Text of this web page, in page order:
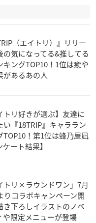
（エイトリ）』リリー
の気になってる&推してる
キングTOP10！1位は癒や
があるあの人
トリ好きが選ぶ】友達に
い『18TRIP』キャララン
TOP10！第1位は蜂乃屋凪
ケート結果】
トリ×ラウンドワン」7月
りコラボキャンペーン開
き下ろしイラストのノベ
や限定メニューが登場